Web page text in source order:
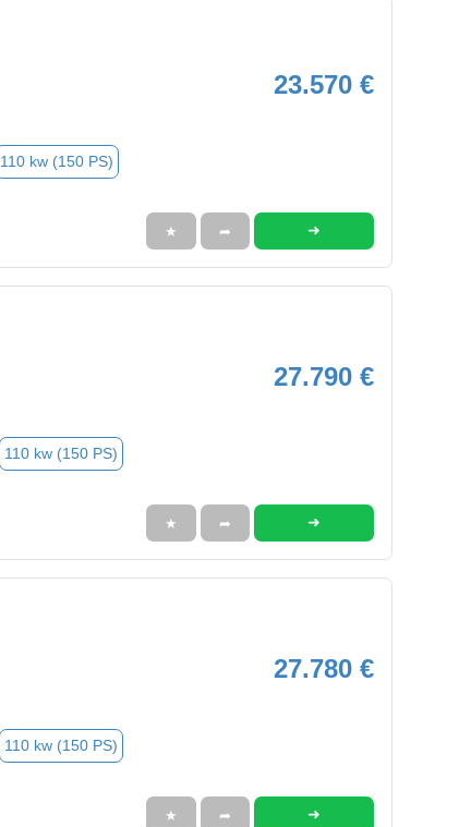
23.570 €
110 kw (150 PS)
★ ➦ ➜
27.790 €
110 kw (150 PS)
★ ➦ ➜
27.780 €
110 kw (150 PS)
★ ➦ ➜